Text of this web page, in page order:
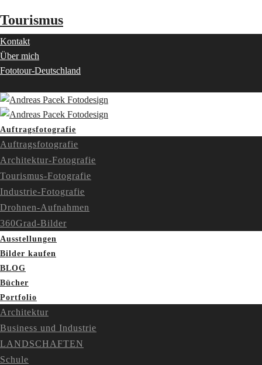
Tourismus
Kontakt
Über mich
Fototour-Deutschland
Auftragsfotografie
Auftragsfotografie
Architektur-Fotografie
Tourismus-Fotografie
Industrie-Fotografie
Drohnen-Aufnahmen
360Grad-Bilder
Ausstellungen
Bilder kaufen
BLOG
Bücher
Portfolio
Architektur
Business und Industrie
LANDSCHAFTEN
Schule